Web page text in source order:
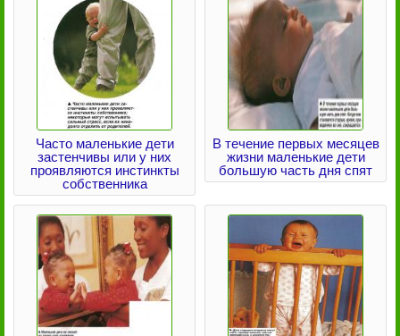
Часто маленькие дети
застенчивы или у них
проявляются инстинкты
собственника
В течение первых месяцев
жизни маленькие дети
большую часть дня спят